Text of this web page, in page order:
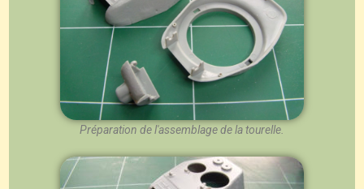
Préparation de l'assemblage de la tourelle.